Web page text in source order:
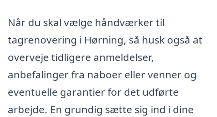
Når du skal vælge håndværker til
tagrenovering i Hørning, så husk også at
overveje tidligere anmeldelser,
anbefalinger fra naboer eller venner og
eventuelle garantier for det udførte
arbejde. En grundig sætte sig ind i dine